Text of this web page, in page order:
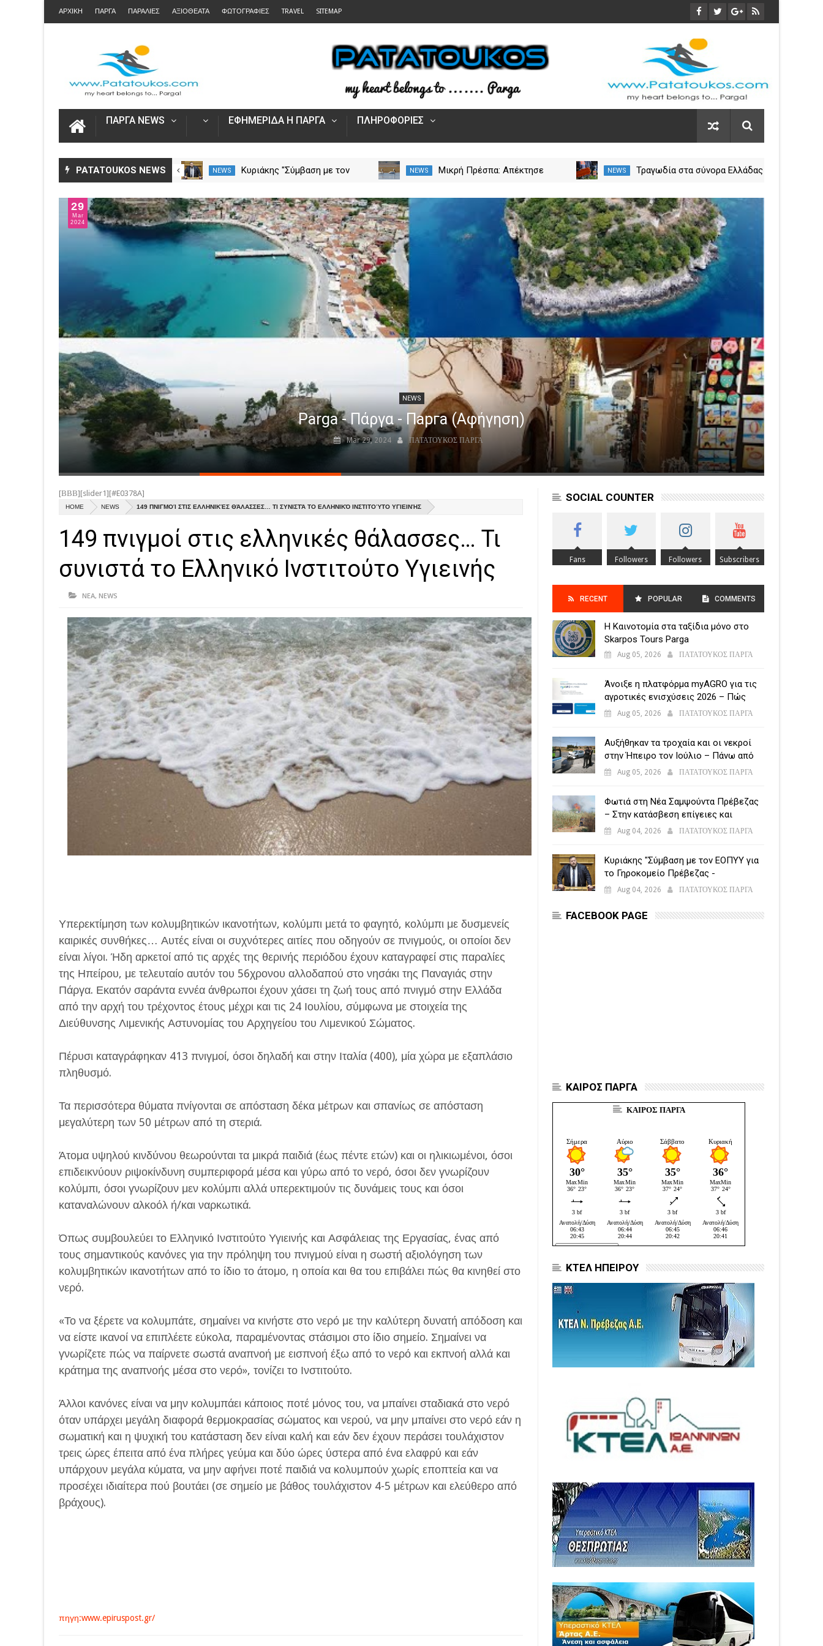
ΑΡΧΙΚΗ ΠΑΡΓΑ ΠΑΡΑΛΙΕΣ ΑΞΙΟΘΕΑΤΑ ΦΩΤΟΓΡΑΦΙΕΣ TRAVEL SITEMAP
ΠΑΡΓΑ NEWS ΕΦΗΜΕΡΙΔΑ Η ΠΑΡΓΑ ΠΛΗΡΟΦΟΡΙΕΣ
PATATOUKOS NEWS
Φωτιά στη Νέα Σαμψούντα
Πρέβεζας – Στην κατάσβεση
δυνάμεις
NEWS
Κυριάκης "Σύμβαση με τον
χρηματοδότηση της
λειτουργίας του"
NEWS
Μικρή Πρέσπα: Απέκτησε
NEWS
Τραγωδία στα σύνορα Ελλάδας
29
Mar
2024
NEWS
Parga - Πάργα - Парга (Αφήγηση)
Mar 29, 2024 ΠΑΤΑΤΟΥΚΟΣ ΠΑΡΓΑ
[ΒΒΒ][slider1][#E0378A]
HOME NEWS 149 ΠΝΙΓΜΟΊ ΣΤΙΣ ΕΛΛΗΝΙΚΈΣ ΘΆΛΑΣΣΕΣ… ΤΙ ΣΥΝΙΣΤΆ ΤΟ ΕΛΛΗΝΙΚΌ ΙΝΣΤΙΤΟΎΤΟ ΥΓΙΕΙΝΉΣ
149 πνιγμοί στις ελληνικές θάλασσες… Τι
συνιστά το Ελληνικό Ινστιτούτο Υγιεινής
ΝΕΑ, NEWS
Υπερεκτίμηση των κολυμβητικών ικανοτήτων, κολύμπι μετά το φαγητό, κολύμπι με δυσμενείς
καιρικές συνθήκες… Αυτές είναι οι συχνότερες αιτίες που οδηγούν σε πνιγμούς, οι οποίοι δεν
είναι λίγοι. Ήδη αρκετοί από τις αρχές της θερινής περιόδου έχουν καταγραφεί στις παραλίες
της Ηπείρου, με τελευταίο αυτόν του 56χρονου αλλοδαπού στο νησάκι της Παναγιάς στην
Πάργα. Εκατόν σαράντα εννέα άνθρωποι έχουν χάσει τη ζωή τους από πνιγμό στην Ελλάδα
από την αρχή του τρέχοντος έτους μέχρι και τις 24 Ιουλίου, σύμφωνα με στοιχεία της
Διεύθυνσης Λιμενικής Αστυνομίας του Αρχηγείου του Λιμενικού Σώματος.
Πέρυσι καταγράφηκαν 413 πνιγμοί, όσοι δηλαδή και στην Ιταλία (400), μία χώρα με εξαπλάσιο
πληθυσμό.
Τα περισσότερα θύματα πνίγονται σε απόσταση δέκα μέτρων και σπανίως σε απόσταση
μεγαλύτερη των 50 μέτρων από τη στεριά.
Άτομα υψηλού κινδύνου θεωρούνται τα μικρά παιδιά (έως πέντε ετών) και οι ηλικιωμένοι, όσοι
επιδεικνύουν ριψοκίνδυνη συμπεριφορά μέσα και γύρω από το νερό, όσοι δεν γνωρίζουν
κολύμπι, όσοι γνωρίζουν μεν κολύμπι αλλά υπερεκτιμούν τις δυνάμεις τους και όσοι
καταναλώνουν αλκοόλ ή/και ναρκωτικά.
Όπως συμβουλεύει το Ελληνικό Ινστιτούτο Υγιεινής και Ασφάλειας της Εργασίας, ένας από
τους σημαντικούς κανόνες για την πρόληψη του πνιγμού είναι η σωστή αξιολόγηση των
κολυμβητικών ικανοτήτων από το ίδιο το άτομο, η οποία και θα του επιβάλει πώς θα κινηθεί στο
νερό.
«Το να ξέρετε να κολυμπάτε, σημαίνει να κινήστε στο νερό με την καλύτερη δυνατή απόδοση και
να είστε ικανοί να επιπλέετε εύκολα, παραμένοντας στάσιμοι στο ίδιο σημείο. Σημαίνει να
γνωρίζετε πώς να παίρνετε σωστά αναπνοή με εισπνοή έξω από το νερό και εκπνοή αλλά και
κράτημα της αναπνοής μέσα στο νερό», τονίζει το Ινστιτούτο.
Άλλοι κανόνες είναι να μην κολυμπάει κάποιος ποτέ μόνος του, να μπαίνει σταδιακά στο νερό
όταν υπάρχει μεγάλη διαφορά θερμοκρασίας σώματος και νερού, να μην μπαίνει στο νερό εάν η
σωματική και η ψυχική του κατάσταση δεν είναι καλή και εάν δεν έχουν περάσει τουλάχιστον
τρεις ώρες έπειτα από ένα πλήρες γεύμα και δύο ώρες ύστερα από ένα ελαφρύ και εάν
υπάρχουν μεγάλα κύματα, να μην αφήνει ποτέ παιδιά να κολυμπούν χωρίς εποπτεία και να
προσέχει ιδιαίτερα πού βουτάει (σε σημείο με βάθος τουλάχιστον 4-5 μέτρων και ελεύθερο από
βράχους).
πηγη:www.epiruspost.gr/
SOCIAL COUNTER
Fans Followers Followers Subscribers
RECENT POPULAR
POSTS
COMMENTS
Η Καινοτομία στα ταξίδια μόνο στο
Skarpos Tours Parga
Aug 05, 2026 ΠΑΤΑΤΟΥΚΟΣ ΠΑΡΓΑ
Άνοιξε η πλατφόρμα myAGRO για τις
αγροτικές ενισχύσεις 2026 – Πώς
υποβάλλεται η Ενιαία Αίτηση
Aug 05, 2026 ΠΑΤΑΤΟΥΚΟΣ ΠΑΡΓΑ
Αυξήθηκαν τα τροχαία και οι νεκροί
στην Ήπειρο τον Ιούλιο – Πάνω από
5.500 παραβάσεις
Aug 05, 2026 ΠΑΤΑΤΟΥΚΟΣ ΠΑΡΓΑ
Φωτιά στη Νέα Σαμψούντα Πρέβεζας
– Στην κατάσβεση επίγειες και
εναέριες δυνάμεις
Aug 04, 2026 ΠΑΤΑΤΟΥΚΟΣ ΠΑΡΓΑ
Κυριάκης "Σύμβαση με τον ΕΟΠΥΥ για
το Γηροκομείο Πρέβεζας -
Διασφαλίζεται η χρηματοδότηση της
Aug 04, 2026 ΠΑΤΑΤΟΥΚΟΣ ΠΑΡΓΑ
FACEBOOK PAGE
ΚΑΙΡΟΣ ΠΑΡΓΑ
ΚΑΙΡΟΣ ΠΑΡΓΑ
ΚΤΕΛ ΗΠΕΙΡΟΥ